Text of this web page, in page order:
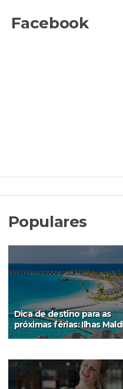
Facebook
Populares
Dica de destino para as
próximas férias: Ilhas